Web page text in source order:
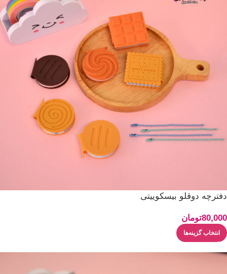
دفترچه دوقلو بیسکوییتی
80,000تومان
انتخاب گزینه‌ها